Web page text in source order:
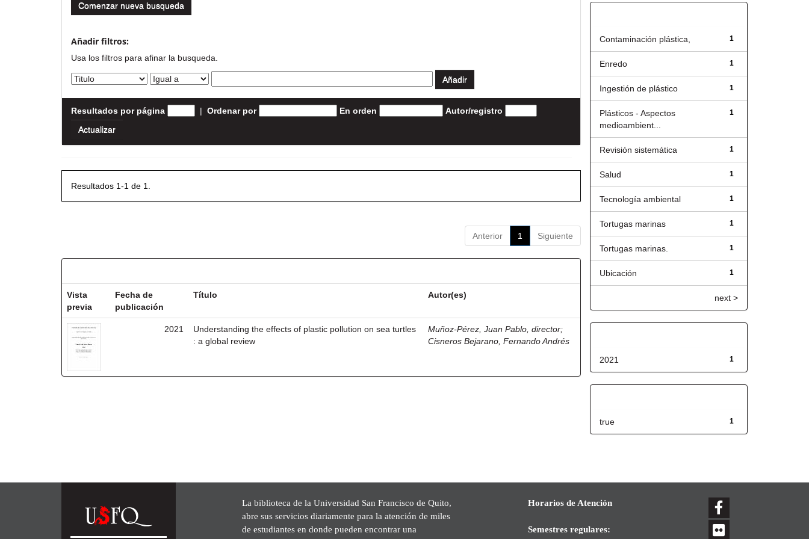
Comenzar nueva busqueda
Añadir filtros:
Usa los filtros para afinar la busqueda.
Resultados por página | Ordenar por En orden Autor/registro
Resultados 1-1 de 1.
Anterior 1 Siguiente
Vista
previa
Fecha de
publicación
Título Autor(es)
2021
Understanding the effects of plastic pollution on sea turtles
: a global review
Muñoz-Pérez, Juan Pablo, director;
Cisneros Bejarano, Fernando Andrés
1
Contaminación plástica,
1
Enredo
1
Ingestión de plástico
1
Plásticos - Aspectos
medioambient...
1
Revisión sistemática
1
Salud
1
Tecnología ambiental
1
Tortugas marinas
1
Tortugas marinas.
1
Ubicación
next >
1
2021
1
true
La biblioteca de la Universidad San Francisco de Quito,
abre sus servicios diariamente para la atención de miles
de estudiantes en donde pueden encontrar una
Horarios de Atención
Semestres regulares: